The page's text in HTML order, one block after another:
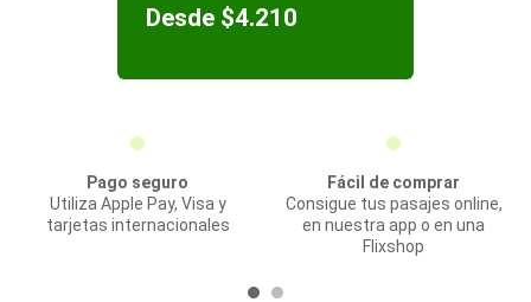
Desde $4.210
Pago seguro
Utiliza Apple Pay, Visa y
tarjetas internacionales
Fácil de comprar
Consigue tus pasajes online,
en nuestra app o en una
Flixshop